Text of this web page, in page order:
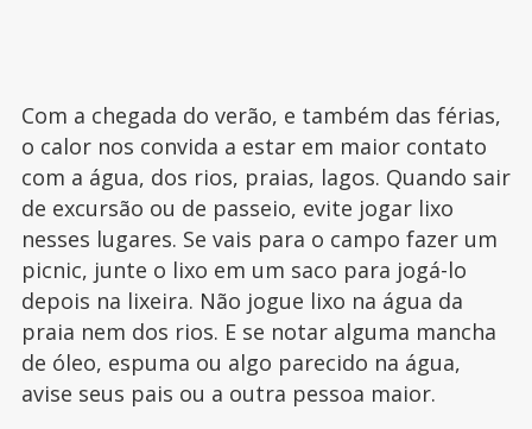
Com a chegada do verão, e também das férias,
o calor nos convida a estar em maior contato
com a água, dos rios, praias, lagos. Quando sair
de excursão ou de passeio, evite jogar lixo
nesses lugares. Se vais para o campo fazer um
picnic, junte o lixo em um saco para jogá-lo
depois na lixeira. Não jogue lixo na água da
praia nem dos rios. E se notar alguma mancha
de óleo, espuma ou algo parecido na água,
avise seus pais ou a outra pessoa maior.